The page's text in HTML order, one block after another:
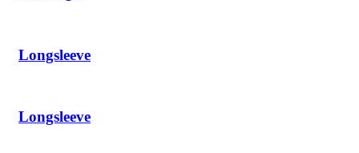
Longsleeve
Longsleeve